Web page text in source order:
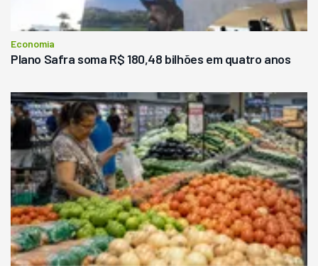
Economia
Plano Safra soma R$ 180,48 bilhões em quatro anos